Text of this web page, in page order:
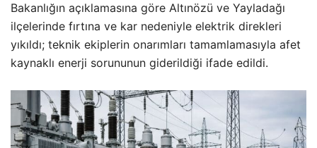
Bakanlığın açıklamasına göre Altınözü ve Yayladağı
ilçelerinde fırtına ve kar nedeniyle elektrik direkleri
yıkıldı; teknik ekiplerin onarımları tamamlamasıyla afet
kaynaklı enerji sorununun giderildiği ifade edildi.